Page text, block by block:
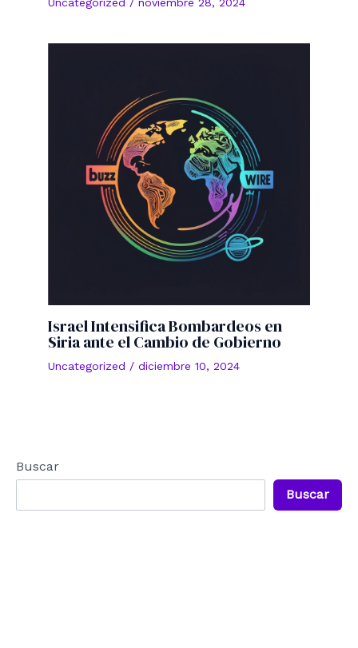
Uncategorized / noviembre 28, 2024
Israel Intensifica Bombardeos en
Siria ante el Cambio de Gobierno
Uncategorized / diciembre 10, 2024
Buscar
Buscar